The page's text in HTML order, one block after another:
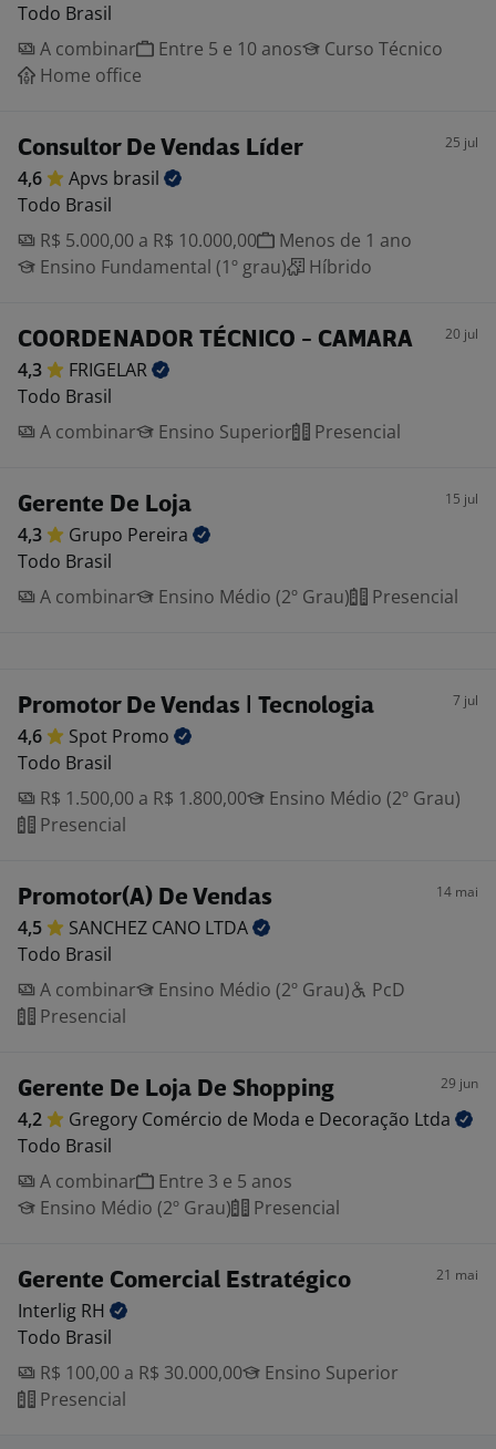
Todo Brasil
A combinar
Entre 5 e 10 anos
Curso Técnico
Home office
Consultor De Vendas Líder 25 jul
4,6 Apvs brasil
Todo Brasil
R$ 5.000,00 a R$ 10.000,00
Menos de 1 ano
Ensino Fundamental (1º grau)
Híbrido
COORDENADOR TÉCNICO - CAMARA 20 jul
4,3
FRIGELAR
Todo Brasil
A combinar
Ensino Superior Presencial
Gerente De Loja 15 jul
4,3 Grupo Pereira
Todo Brasil
A combinar
Ensino Médio (2º Grau) Presencial
Promotor De Vendas | Tecnologia 7 jul
4,6 Spot Promo
Todo Brasil
R$ 1.500,00 a R$ 1.800,00
Ensino Médio (2º Grau)
Presencial
Promotor(A) De Vendas 14 mai
4,5 SANCHEZ CANO LTDA
Todo Brasil
A combinar
Ensino Médio (2º Grau)
PcD
Presencial
Gerente De Loja De Shopping 29 jun
4,2 Gregory Comércio de Moda e Decoração Ltda
Todo Brasil
A combinar
Entre 3 e 5 anos
Ensino Médio (2º Grau)
Presencial
Gerente Comercial Estratégico 21 mai
Interlig RH
Todo Brasil
R$ 100,00 a R$ 30.000,00
Ensino Superior
Presencial